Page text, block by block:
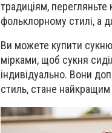
традиціям, перегляньте
фольклорному стилі, а
Ви можете купити
мірками, щоб сукня
індивідуально. Вони
стиль, стане